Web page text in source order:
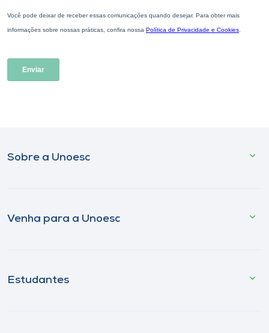
Sobre a Unoesc
Venha para a Unoesc
Estudantes